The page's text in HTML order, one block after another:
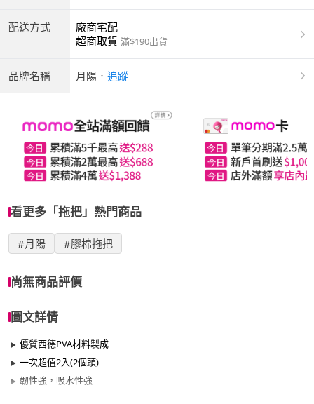
配送方式
廠商宅配
超商取貨 滿$190出貨
品牌名稱 月陽 ． 追蹤
看更多「拖把」熱門商品
#月陽 #膠棉拖把
尚無商品評價
圖文詳情
優質西德PVA材料製成
一次超值2入(2個頭)
韌性強，吸水性強